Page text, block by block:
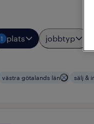
1 plats jobbtyp
västra götalands län sälj &